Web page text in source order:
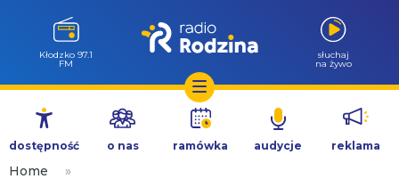
Przejdź
treści
Kłodzko 97.1
FM
słuchaj
na żywo
dostępność o nas ramówka audycje reklama
Home
»